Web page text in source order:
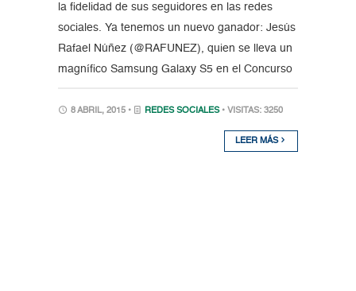
la fidelidad de sus seguidores en las redes
sociales. Ya tenemos un nuevo ganador: Jesús
Rafael Núñez (@RAFUNEZ), quien se lleva un
magnífico Samsung Galaxy S5 en el Concurso
8 ABRIL, 2015 • REDES SOCIALES • VISITAS: 3250
LEER MÁS